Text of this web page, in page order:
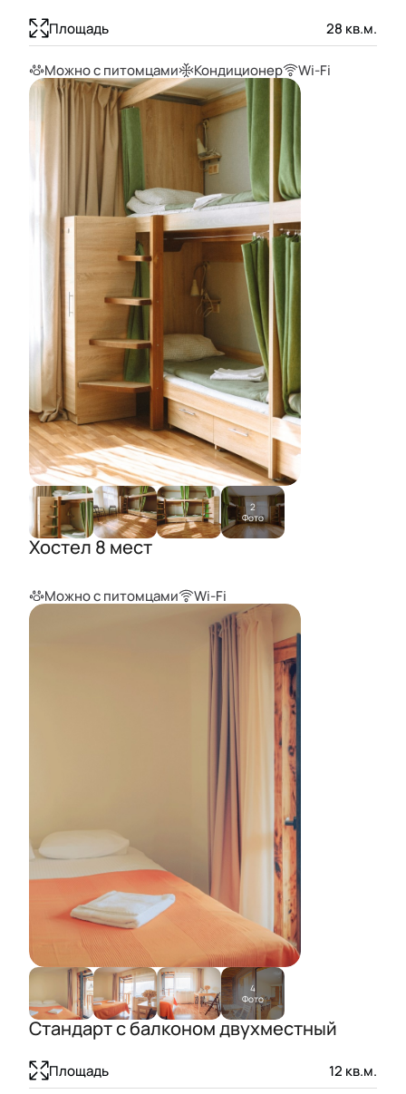
Площадь 28 кв.м.
Можно с питомцами Кондиционер Wi-Fi
2
Фото
Хостел 8 мест
Можно с питомцами Wi-Fi
4
Фото
Стандарт с балконом двухместный
Площадь 12 кв.м.